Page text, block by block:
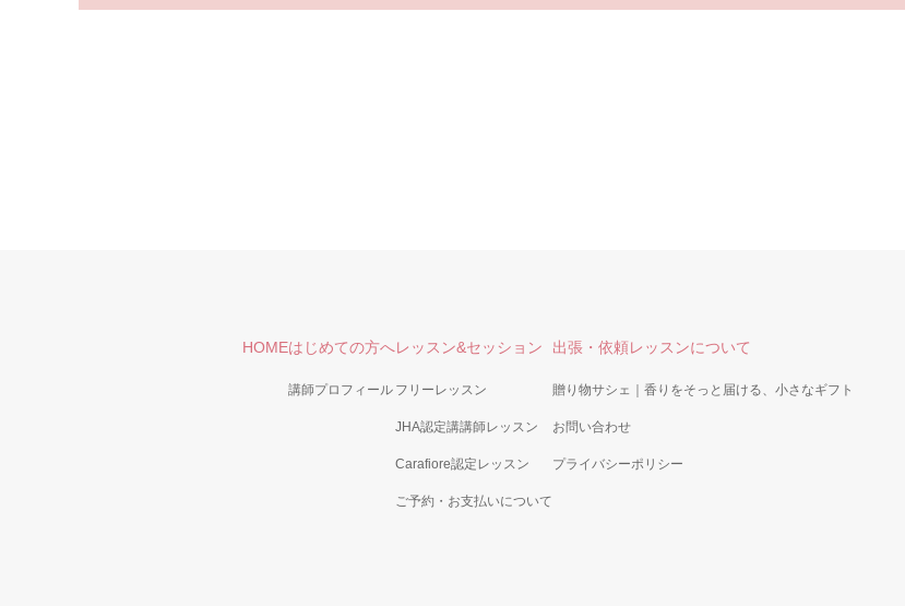
HOMEはじめての方へ
講師プロフィール
レッスン&セッション
フリーレッスン
JHA認定講講師レッスン
Carafiore認定レッスン
ご予約・お支払いについて
出張・依頼レッスンについて
贈り物サシェ｜香りをそっと届ける、小さなギフト
お問い合わせ
プライバシーポリシー